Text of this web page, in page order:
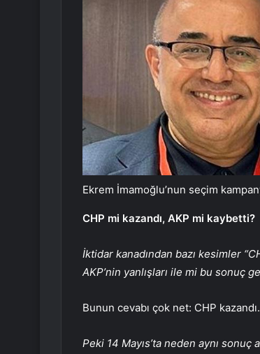
Ekrem İmamoğlu’nun seçim
CHP mi kazandı, AKP mi kaybetti?
İktidar kanadından bazı kesimler
AKP’nin yanlışları ile mi bu sonuç
Bunun cevabı çok net: CHP kazandı.
Peki 14 Mayıs’ta neden aynı sonuç